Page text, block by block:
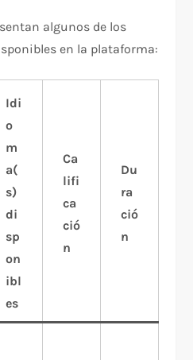
algunos de los
en la plataforma:
Idi
o
m
a(
s)
di
sp
on
ibl
es
Ca
lifi
ca
ció
n
Du
ra
ció
n